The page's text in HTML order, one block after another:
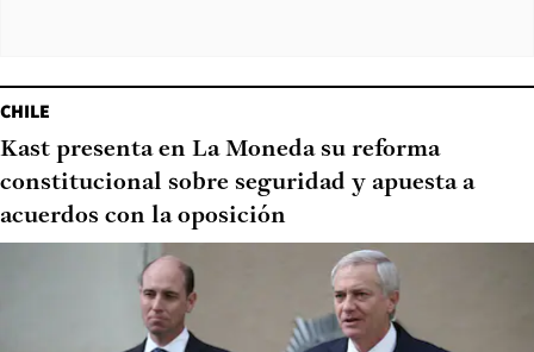
CHILE
Kast presenta en La Moneda su reforma
constitucional sobre seguridad y apuesta a
acuerdos con la oposición